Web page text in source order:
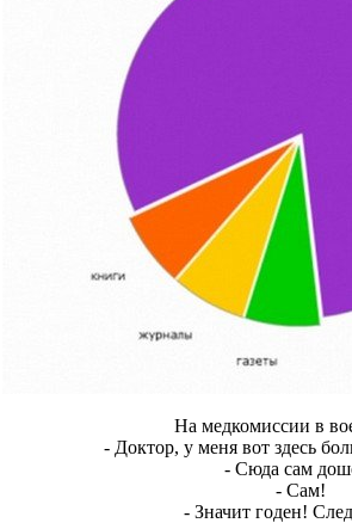
На медкомиссии в
- Доктор, у меня вот здесь
- Сюда сам
- Сам!
- Значит годен!